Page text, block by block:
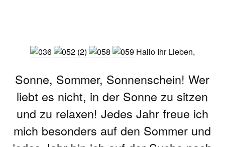
Hallo Ihr Lieben,
Sonne, Sommer, Sonnenschein! Wer
liebt es nicht, in der Sonne zu sitzen
und zu relaxen! Jedes Jahr freue ich
mich besonders auf den Sommer und